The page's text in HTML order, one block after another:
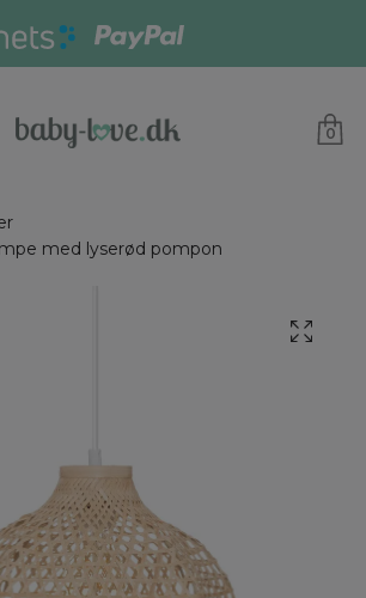
0
med lyserød pompon